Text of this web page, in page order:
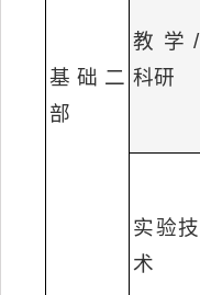
基础二
部
教学/
科研
实验技
术